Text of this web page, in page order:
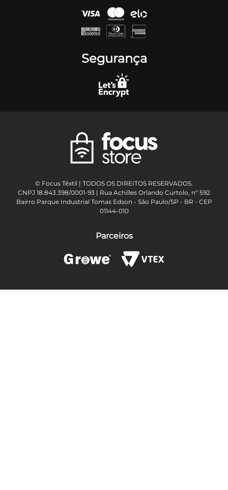
Segurança
© Focus Têxtil | TODOS OS DIREITOS RESERVADOS.
CNPJ 18.843.398/0001-93 | Rua Achilles Orlando Curtolo, nº 592
Bairro Parque Industrial Tomas Edson - São Paulo/SP - BR - CEP
01144-010
Parceiros